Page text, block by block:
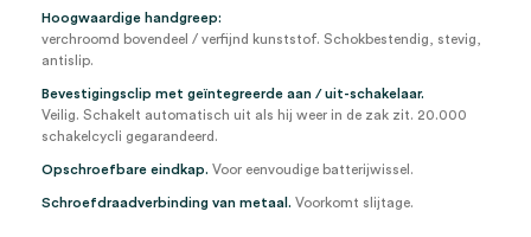
Hoogwaardige handgreep:
verchroomd bovendeel / verfijnd kunststof. Schokbestendig, stevig,
antislip.
Bevestigingsclip met geïntegreerde aan / uit-schakelaar.
Veilig. Schakelt automatisch uit als hij weer in de zak zit. 20.000
schakelcycli gegarandeerd.
Opschroefbare eindkap. Voor eenvoudige batterijwissel.
Schroefdraadverbinding van metaal. Voorkomt slijtage.